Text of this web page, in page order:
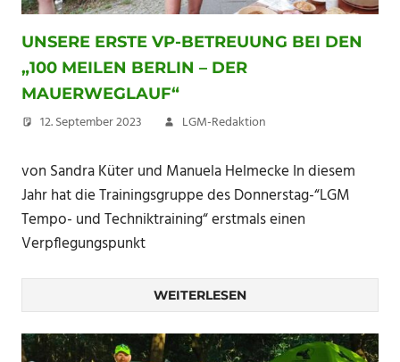
UNSERE ERSTE VP-BETREUUNG BEI DEN
„100 MEILEN BERLIN – DER
MAUERWEGLAUF“
12. September 2023 LGM-Redaktion
von Sandra Küter und Manuela Helmecke In diesem
Jahr hat die Trainingsgruppe des Donnerstag-“LGM
Tempo- und Techniktraining“ erstmals einen
Verpflegungspunkt
WEITERLESEN